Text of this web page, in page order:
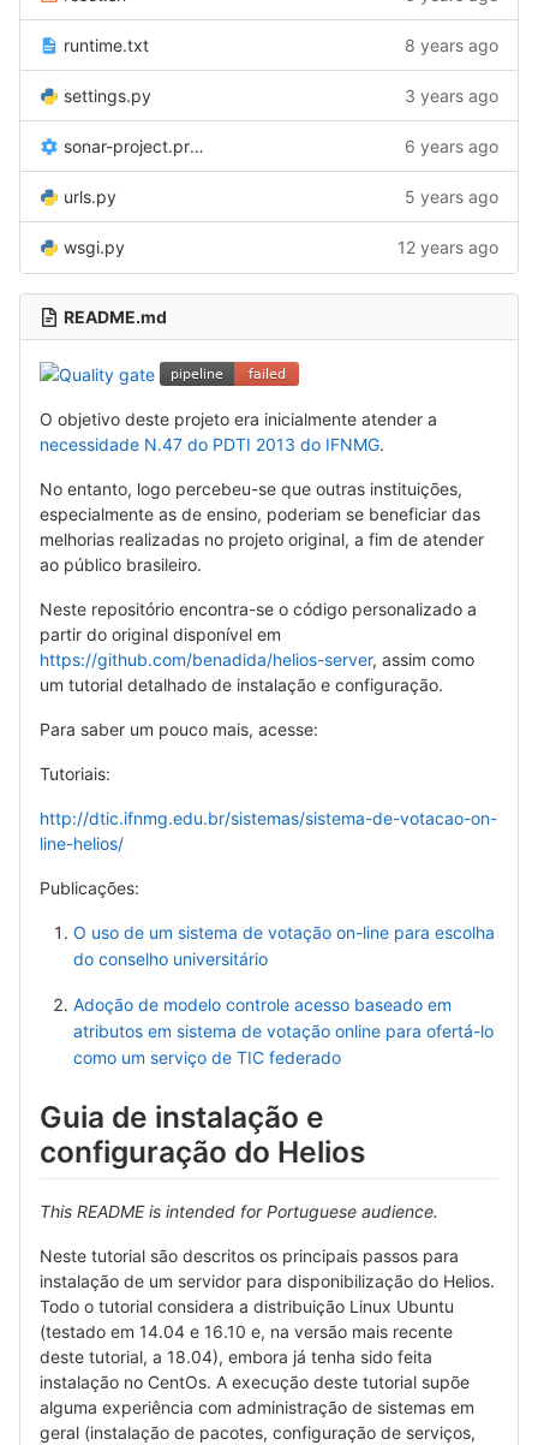
runtime.txt 8 years ago
settings.py 3 years ago
sonar-project.properties 6 years ago
urls.py 5 years ago
wsgi.py 12 years ago
README.md
O objetivo deste projeto era inicialmente atender a
necessidade N.47 do PDTI 2013 do IFNMG.
No entanto, logo percebeu-se que outras instituições,
especialmente as de ensino, poderiam se beneficiar das
melhorias realizadas no projeto original, a fim de atender
ao público brasileiro.
Neste repositório encontra-se o código personalizado a
partir do original disponível em
https://github.com/benadida/helios-server, assim como
um tutorial detalhado de instalação e configuração.
Para saber um pouco mais, acesse:
Tutoriais:
http://dtic.ifnmg.edu.br/sistemas/sistema-de-votacao-on-
line-helios/
Publicações:
O uso de um sistema de votação on-line para escolha
do conselho universitário
Adoção de modelo controle acesso baseado em
atributos em sistema de votação online para ofertá-lo
como um serviço de TIC federado
Guia de instalação e
configuração do Helios
This README is intended for Portuguese audience.
Neste tutorial são descritos os principais passos para
instalação de um servidor para disponibilização do Helios.
Todo o tutorial considera a distribuição Linux Ubuntu
(testado em 14.04 e 16.10 e, na versão mais recente
deste tutorial, a 18.04), embora já tenha sido feita
instalação no CentOs. A execução deste tutorial supõe
alguma experiência com administração de sistemas em
geral (instalação de pacotes, configuração de serviços,